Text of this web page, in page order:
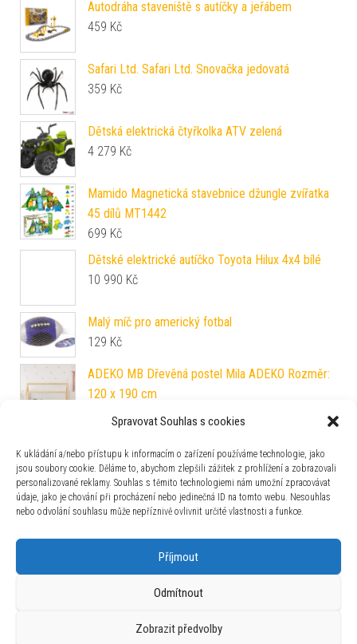
Spravovat Souhlas s cookies
K ukládání a/nebo přístupu k informacím o zařízení používáme technologie, jako
jsou soubory cookie. Děláme to, abychom zlepšili zážitek z prohlížení a zobrazovali
personalizované reklamy. Souhlas s těmito technologiemi nám umožní zpracovávat
údaje, jako je chování při procházení nebo jedinečná ID na tomto webu. Nesouhlas
nebo odvolání souhlasu může nepříznivě ovlivnit určité vlastnosti a funkce.
Příjmout
Odmítnout
Zobrazit předvolby
Autodráha staveniště s autíčky a jeřábem
459 Kč
Safari Ltd. Safari Ltd. Snovačka jedovatá
359 Kč
Dětská elektrická čtyřkolka ATV zelená
4 279 Kč
Mamido Magnetická stavebnice džungle zvířatka
45 dílů MT1442
699 Kč
Dětské elektrické autíčko Toyota Hilux 4x4 bílé
10 990 Kč
Malý míč pro americký fotbal
120 x 190 cm
7 790Kč
Hasičský vůz s přívěsem 1:16 červený